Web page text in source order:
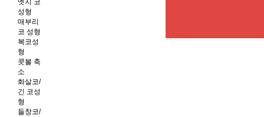
엣지 코
성형
매부리
코 성형
복코성
형
콧볼 축
소
화살코/
긴 코성
형
들창코/